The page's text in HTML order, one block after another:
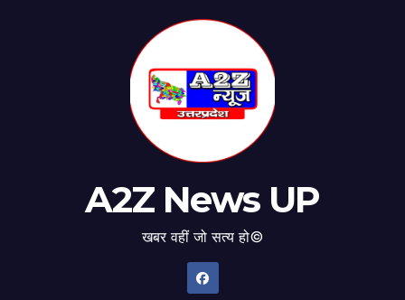
A2Z News UP
खबर वहीं जो सत्य हो©